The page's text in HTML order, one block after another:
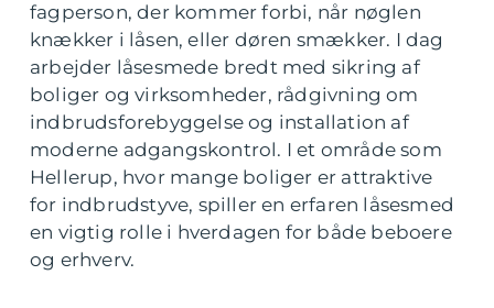
fagperson, der kommer forbi, når nøglen
knækker i låsen, eller døren smækker. I dag
arbejder låsesmede bredt med sikring af
boliger og virksomheder, rådgivning om
indbrudsforebyggelse og installation af
moderne adgangskontrol. I et område som
Hellerup, hvor mange boliger er attraktive
for indbrudstyve, spiller en erfaren låsesmed
en vigtig rolle i hverdagen for både beboere
og erhverv.